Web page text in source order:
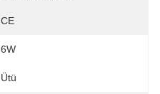
CE
6W
Ütü